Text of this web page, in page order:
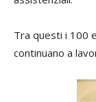
Tra questi i 100
continuano a